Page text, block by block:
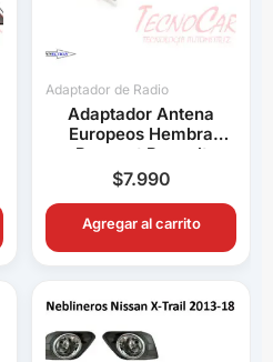
Adaptador de Radio
Adaptador Antena
Europeos Hembra
Peugeot Renault
Volkswagen BMW Audi
Connection
$7.990
Agregar al carrito